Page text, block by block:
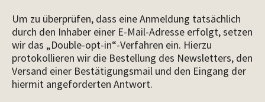
Um zu überprüfen, dass eine Anmeldung tatsächlich
durch den Inhaber einer E-Mail-Adresse erfolgt, setzen
wir das „Double-opt-in“-Verfahren ein. Hierzu
protokollieren wir die Bestellung des Newsletters, den
Versand einer Bestätigungsmail und den Eingang der
hiermit angeforderten Antwort.